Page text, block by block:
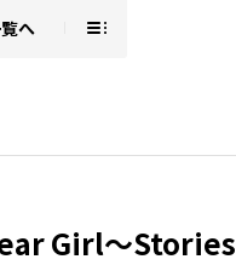
へ
Girl～